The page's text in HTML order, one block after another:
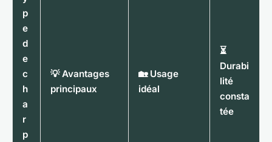
p
e
d
e
c
h
a
r
p
💡 Avantages
principaux
🏡 Usage
idéal
⏳
Durabi
lité
consta
tée